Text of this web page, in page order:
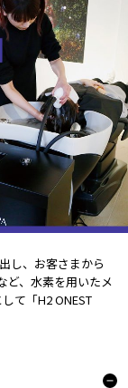
し、お客さまから
ど、水素を用いたメ
て「H2 ONEST